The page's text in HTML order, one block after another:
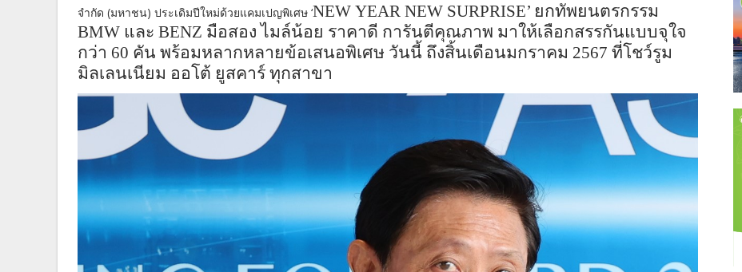
จำกัด (มหาชน) ประเดิมปีใหม่ด้วยแคมเปญพิเศษ ‘NEW YEAR NEW SURPRISE’ ยกทัพยนตรกรรม
BMW และ BENZ มือสอง ไมล์น้อย ราคาดี การันตีคุณภาพ มาให้เลือกสรรกันแบบจุใจ
กว่า 60 คัน พร้อมหลากหลายข้อเสนอพิเศษ วันนี้ ถึงสิ้นเดือนมกราคม 2567 ที่โชว์รูม
มิลเลนเนียม ออโต้ ยูสคาร์ ทุกสาขา